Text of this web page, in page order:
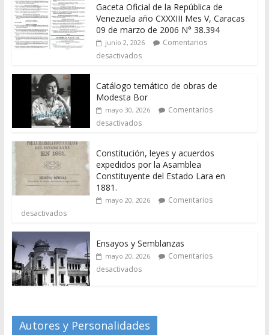
Gaceta Oficial de la República de
Venezuela año CXXXIII Mes V, Caracas
09 de marzo de 2006 N° 38.394
junio 2, 2026
Comentarios
desactivados
Catálogo temático de obras de
Modesta Bor
mayo 30, 2026
Comentarios
desactivados
Constitución, leyes y acuerdos
expedidos por la Asamblea
Constituyente del Estado Lara en
1881.
mayo 20, 2026
Comentarios
desactivados
Ensayos y Semblanzas
mayo 20, 2026
Comentarios
desactivados
Autores y Personalidades